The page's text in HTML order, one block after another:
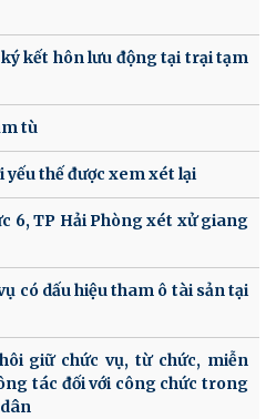
kết hôn lưu động tại trại tạm
tù
yếu thế được xem xét lại
6, TP Hải Phòng xét xử giang
có dấu hiệu tham ô tài sản tại
giữ chức vụ, từ chức, miễn
tác đối với công chức trong